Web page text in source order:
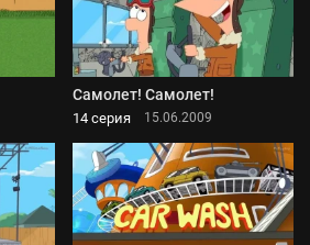
Самолет! Самолет!
14 серия 15.06.2009